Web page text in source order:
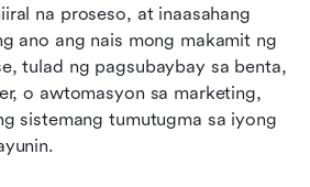
na proseso, at inaasahang
ano ang nais mong makamit ng
tulad ng pagsubaybay sa benta,
o awtomasyon sa marketing,
sistemang tumutugma sa iyong